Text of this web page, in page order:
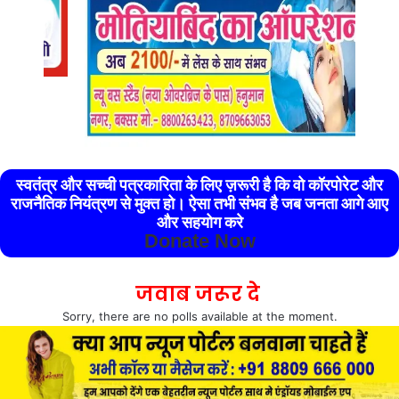
स्वतंत्र और सच्ची पत्रकारिता के लिए ज़रूरी है कि वो कॉरपोरेट और
राजनैतिक नियंत्रण से मुक्त हो। ऐसा तभी संभव है जब जनता आगे आए
और सहयोग करे
Donate Now
जवाब जरूर दे
Sorry, there are no polls available at the moment.